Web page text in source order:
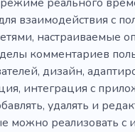
взаимодействия с
настраиваемые
комментариев
дизайн,
интеграция с
удалять и
можно реализовать